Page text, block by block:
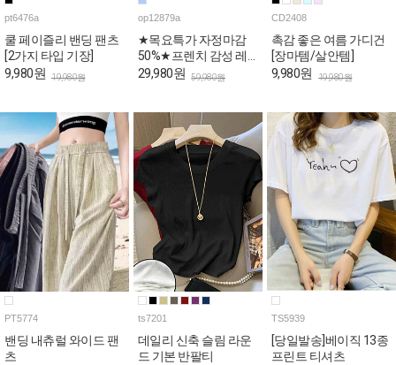
pt6476a
쿨 페이즐리 밴딩 팬츠
[2가지 타입 기장]
9,980원 19,980원
op12879a
★목요특가 자정마감
50%★프렌치 감성 레
이스 민소매 원피스
29,980원 59,980원
CD2408
촉감 좋은 여름 가디건
[장마템/살안템]
9,980원 19,980원
PT5774
밴딩 내츄럴 와이드 팬
츠
ts7201
데일리 신축 슬림 라운
드 기본 반팔티
TS5939
[당일발송]베이직 13종
프린트 티셔츠